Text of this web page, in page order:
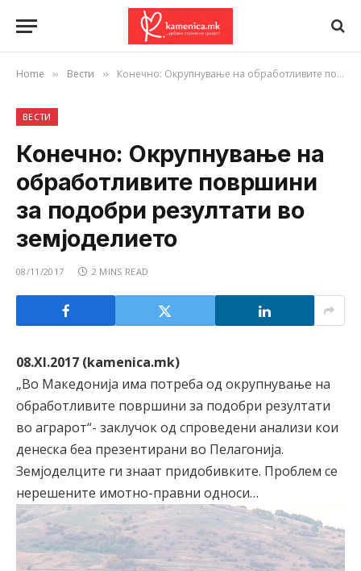
Home » Вести » Конечно: Окрупнување на обработливите површини за подобри резултати во земјоделието
ВЕСТИ
Конечно: Окрупнување на
обработливите површини
за подобри резултати во
земјоделието
08/11/2017 2 MINS READ
08.XI.2017 (kamenica.mk)
„Во Македонија има потреба од окрупнување на
обработливите површини за подобри резултати
во аграрот“- заклучок од спроведени анализи кои
денеска беа презентирани во Пелагонија.
Земјоделците ги знаат придобивките. Проблем се
нерешените имотно-правни односи…